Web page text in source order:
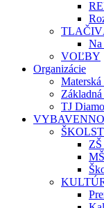
Na
VOĽBY
Organizácie
Materská
Základná
TJ